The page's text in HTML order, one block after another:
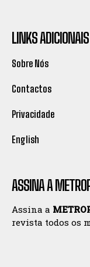
LINKS ADICIONAIS
Sobre Nós
Contactos
Privacidade
English
ASSINA A
Assina a
revista todos os